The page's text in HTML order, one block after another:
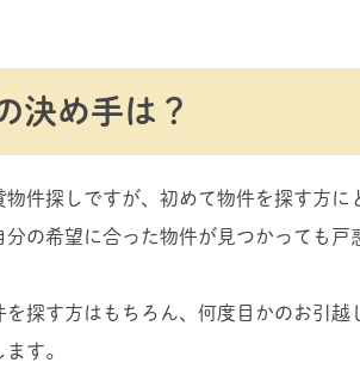
決め手は？
件探しですが、初めて物件を探す方
の希望に合った物件が見つかっても戸
探す方はもちろん、何度目かのお引
す。